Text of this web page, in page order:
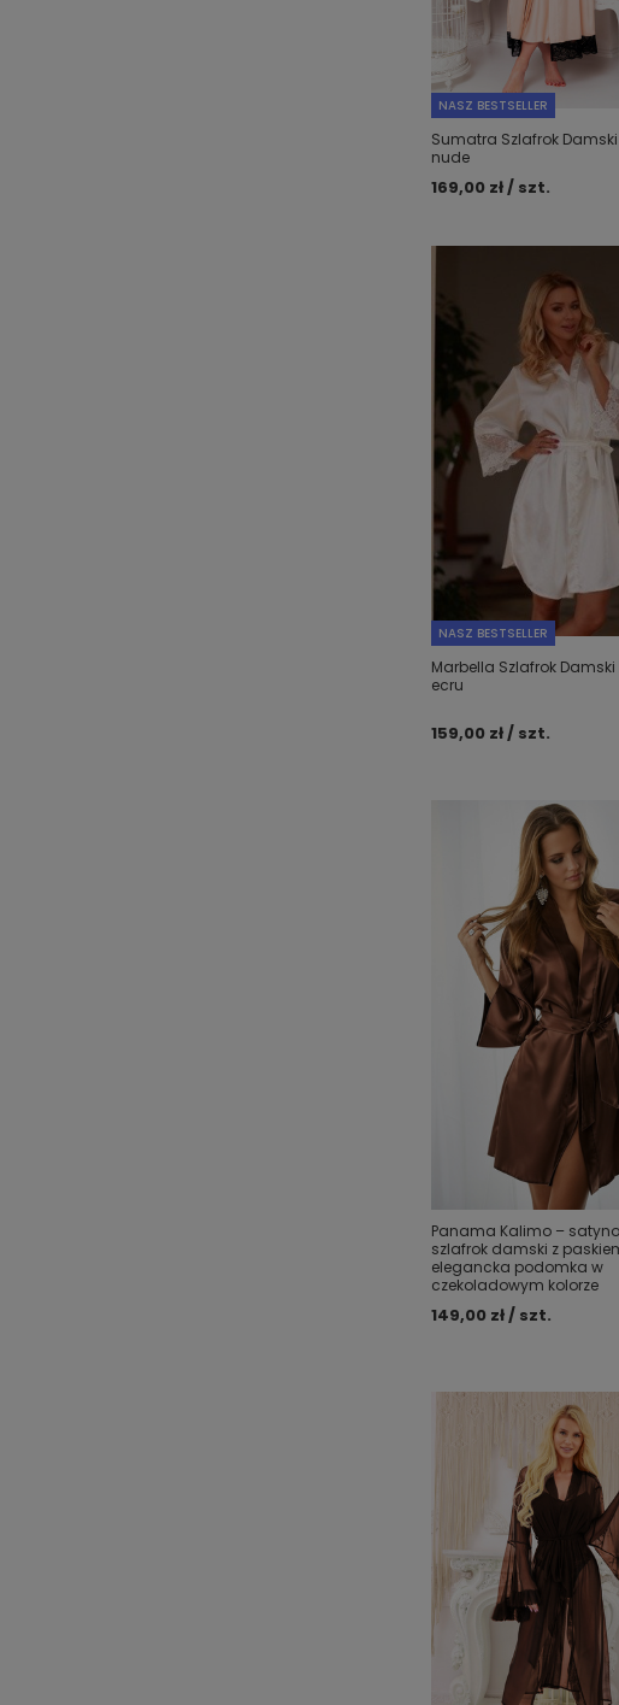
NASZ BESTSELLER
Sumatra Szlafrok
nude
169,00 zł / szt.
NASZ BESTSELLER
Marbella Szlafrok
ecru
159,00 zł / szt.
Panama Kalimo –
szlafrok damski z
elegancka podomka w
czekoladowym kolorze
149,00 zł / szt.